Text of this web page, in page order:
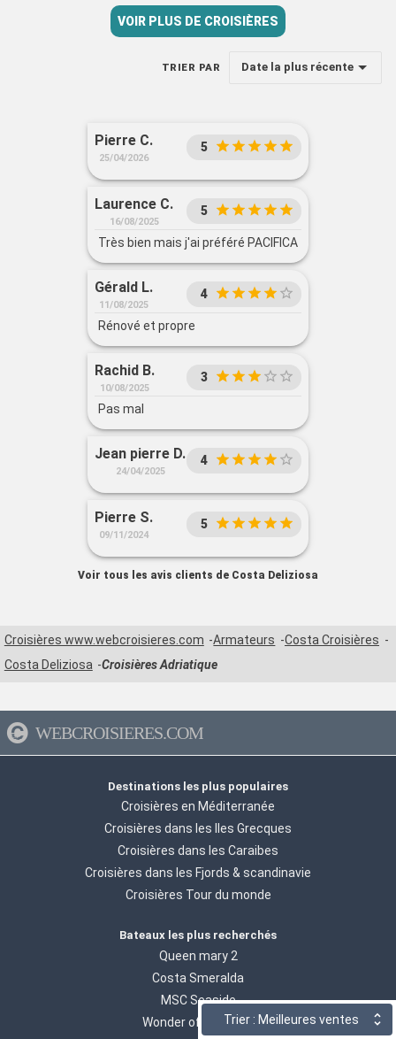
Trier : Meilleures ventes
VOIR PLUS DE CROISIÈRES
TRIER PAR Date la plus récente
Pierre C.
25/04/2026
5
Laurence C.
16/08/2025
5
Très bien mais j'ai préféré PACIFICA
Gérald L.
11/08/2025
4
Rénové et propre
Rachid B.
10/08/2025
3
Pas mal
Jean pierre D.
24/04/2025
4
Pierre S.
09/11/2024
5
Voir tous les avis clients de Costa Deliziosa
Croisières www.webcroisieres.com Armateurs
Costa Croisières
Costa Deliziosa
Croisières Adriatique
WEBCROISIERES.COM
Destinations les plus populaires
Croisières en Méditerranée
Croisières dans les Iles Grecques
Croisières dans les Caraibes
Croisières dans les Fjords & scandinavie
Croisières Tour du monde
Bateaux les plus recherchés
Queen mary 2
Costa Smeralda
MSC Seaside
Wonder of the seas